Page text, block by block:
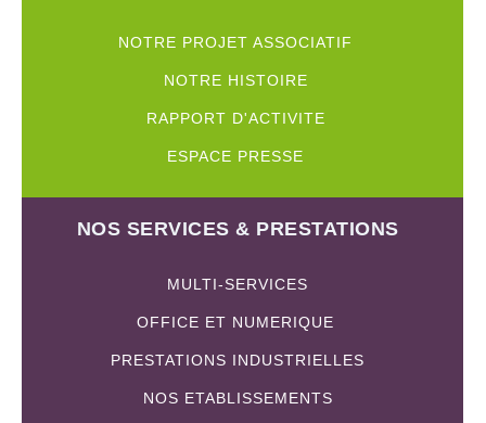
NOTRE PROJET ASSOCIATIF
NOTRE HISTOIRE
RAPPORT D'ACTIVITE
ESPACE PRESSE
NOS SERVICES & PRESTATIONS
MULTI-SERVICES
OFFICE ET NUMERIQUE
PRESTATIONS INDUSTRIELLES
NOS ETABLISSEMENTS